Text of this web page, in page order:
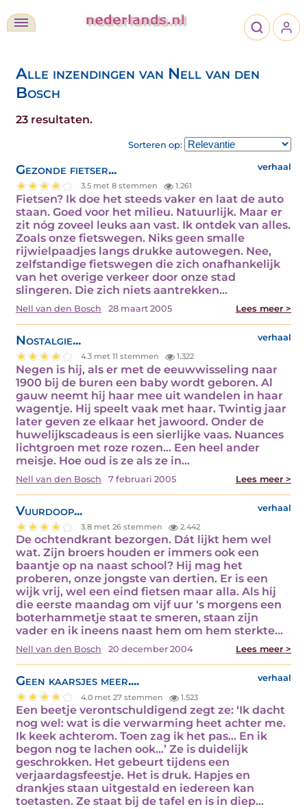
Alle inzendingen van Nell van den
Bosch
23 resultaten.
Sorteren op:
Gezonde fietser... verhaal
3.5 met 8 stemmen 1.261
Fietsen? Ik doe het steeds vaker en laat de auto
staan. Goed voor het milieu. Natuurlijk. Maar er
zit nóg zoveel leuks aan vast. Ik ontdek van alles.
Zoals onze fietswegen. Niks geen smalle
rijwielpaadjes langs drukke autowegen. Nee,
zelfstandige fietswegen die zich onafhankelijk
van het overige verkeer door onze stad
slingeren. Die zich niets aantrekken…
Nell van den Bosch 28 maart 2005 Lees meer >
Nostalgie... verhaal
4.3 met 11 stemmen 1.322
Negen is hij, als er met de eeuwwisseling naar
1900 bij de buren een baby wordt geboren. Al
gauw neemt hij haar mee uit wandelen in haar
wagentje. Hij speelt vaak met haar. Twintig jaar
later geven ze elkaar het jawoord. Onder de
huwelijkscadeaus is een sierlijke vaas. Nuances
lichtgroen met roze rozen… Een heel ander
meisje. Hoe oud is ze als ze in…
Nell van den Bosch 7 februari 2005 Lees meer >
Vuurdoop... verhaal
3.8 met 26 stemmen 2.442
De ochtendkrant bezorgen. Dát lijkt hem wel
wat. Zijn broers houden er immers ook een
baantje op na naast school? Hij mag het
proberen, onze jongste van dertien. Er is een
wijk vrij, wel een eind fietsen maar alla. Als hij
die eerste maandag om vijf uur 's morgens een
boterhammetje staat te smeren, staan zijn
vader en ik ineens naast hem om hem sterkte…
Nell van den Bosch 20 december 2004 Lees meer >
Geen kaarsjes meer.... verhaal
4.0 met 27 stemmen 1.523
Een beetje verontschuldigend zegt ze: ‘Ik dacht
nog wel: wat is die verwarming heet achter me.
Ik keek achterom. Toen zag ik het pas… En ik
begon nog te lachen ook...’ Ze is duidelijk
geschrokken. Het gebeurt tijdens een
verjaardagsfeestje. Het is druk. Hapjes en
drankjes staan uitgestald en iedereen kan
toetasten. Ze staat bij de tafel en is in diep…